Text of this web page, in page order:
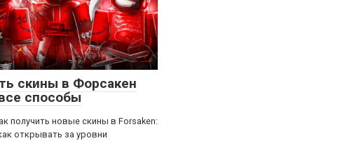
скины в Форсакен
способы
получить новые скины в Forsaken:
открывать за уровни